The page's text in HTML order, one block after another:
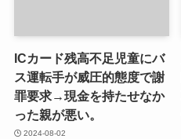
ICカード残高不足児童にバ
ス運転手が威圧的態度で謝
罪要求→現金を持たせなか
った親が悪い。
2024-08-02